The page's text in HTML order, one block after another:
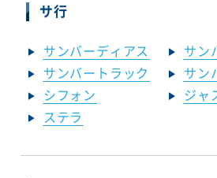
サ行
サンバーディアス
サン
サンバートラック
サン
シフォン
ジャ
ステラ